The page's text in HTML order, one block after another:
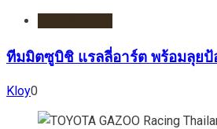
ทีมมิตซูบิชิ แรลลี่อาร์ต พร้อมลุยป้
Kloy0